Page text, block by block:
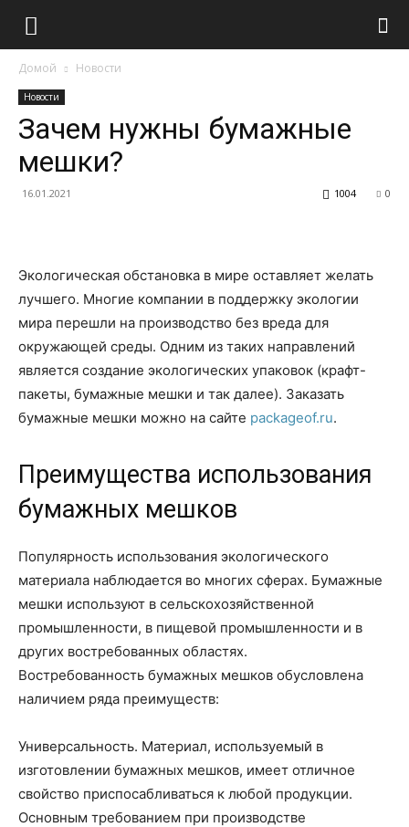
Домой Новости
Новости
Зачем нужны бумажные
мешки?
16.01.2021 0
1004
Экологическая обстановка в мире оставляет желать
лучшего. Многие компании в поддержку экологии
мира перешли на производство без вреда для
окружающей среды. Одним из таких направлений
является создание экологических упаковок (крафт-
пакеты, бумажные мешки и так далее). Заказать
бумажные мешки можно на сайте packageof.ru.
Преимущества использования
бумажных мешков
Популярность использования экологического
материала наблюдается во многих сферах. Бумажные
мешки используют в сельскохозяйственной
промышленности, в пищевой промышленности и в
других востребованных областях.
Востребованность бумажных мешков обусловлена
наличием ряда преимуществ:
Универсальность. Материал, используемый в
изготовлении бумажных мешков, имеет отличное
свойство приспосабливаться к любой продукции.
Основным требованием при производстве